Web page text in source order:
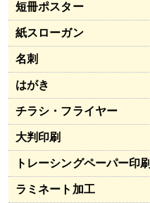
短冊ポスター
紙スローガン
名刺
はがき
チラシ・フライヤー
大判印刷
トレーシングペーパー印刷
ラミネート加工